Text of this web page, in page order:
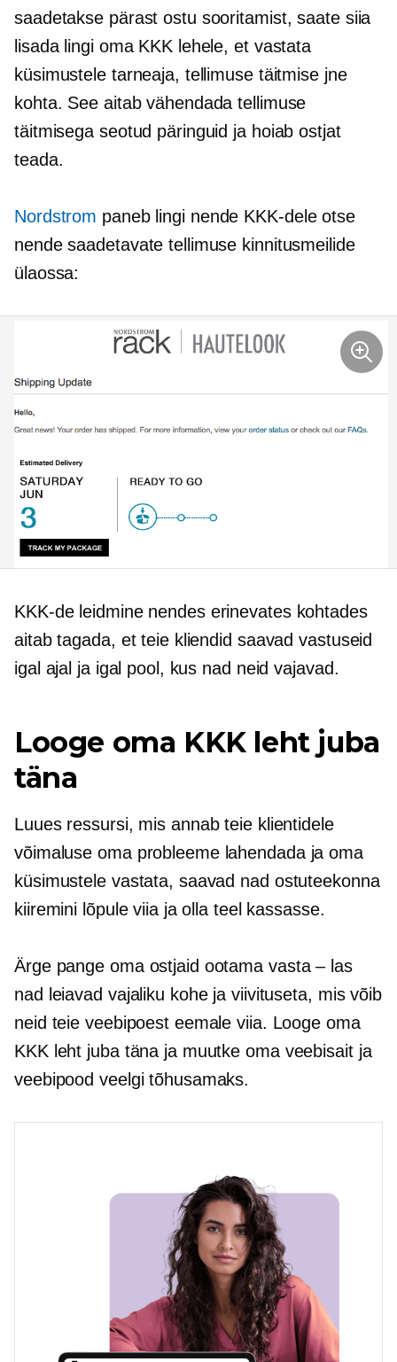
saadetakse pärast ostu sooritamist, saate siia
lisada lingi oma KKK lehele, et vastata
küsimustele tarneaja, tellimuse täitmise jne
kohta. See aitab vähendada tellimuse
täitmisega seotud päringuid ja hoiab ostjat
teada.
Nordstrom paneb lingi nende KKK-dele otse
nende saadetavate tellimuse kinnitusmeilide
ülaossa:
KKK-de leidmine nendes erinevates kohtades
aitab tagada, et teie kliendid saavad vastuseid
igal ajal ja igal pool, kus nad neid vajavad.
Looge oma KKK leht juba
täna
Luues ressursi, mis annab teie klientidele
võimaluse oma probleeme lahendada ja oma
küsimustele vastata, saavad nad ostuteekonna
kiiremini lõpule viia ja olla teel kassasse.
Ärge pange oma ostjaid ootama vasta – las
nad leiavad vajaliku kohe ja viivituseta, mis võib
neid teie veebipoest eemale viia. Looge oma
KKK leht juba täna ja muutke oma veebisait ja
veebipood veelgi tõhusamaks.